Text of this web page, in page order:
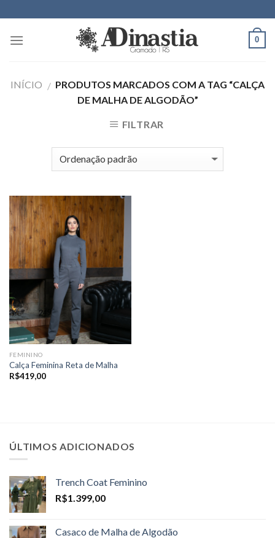
to
content
0
INÍCIO / PRODUTOS MARCADOS COM A TAG “CALÇA
DE MALHA DE ALGODÃO”
FILTRAR
FEMININO
Calça Feminina Reta de Malha
R$419,00
ÚLTIMOS ADICIONADOS
Trench Coat Feminino
R$1.399,00
Casaco de Malha de Algodão